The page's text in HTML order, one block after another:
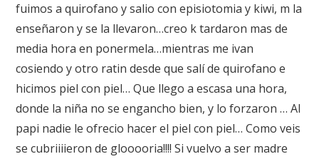
fuimos a quirofano y salio con episiotomia y kiwi, m la
enseñaron y se la llevaron…creo k tardaron mas de
media hora en ponermela…mientras me ivan
cosiendo y otro ratin desde que salí de quirofano e
hicimos piel con piel… Que llego a escasa una hora,
donde la niña no se engancho bien, y lo forzaron … Al
papi nadie le ofrecio hacer el piel con piel… Como veis
se cubriiiieron de glooooria!!!! Si vuelvo a ser madre